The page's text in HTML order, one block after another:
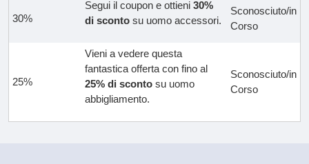
30%
Segui il coupon e ottieni 30%
di sconto su uomo accessori.
Sconosciuto/in
Corso
25%
Vieni a vedere questa
fantastica offerta con fino al
25% di sconto su uomo
abbigliamento.
Sconosciuto/in
Corso